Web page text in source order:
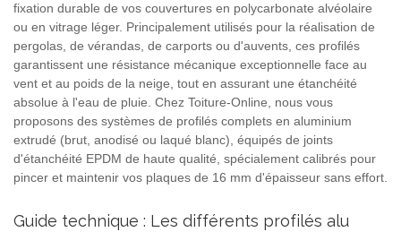
fixation durable de vos couvertures en polycarbonate alvéolaire
ou en vitrage léger. Principalement utilisés pour la réalisation de
pergolas, de vérandas, de carports ou d'auvents, ces profilés
garantissent une résistance mécanique exceptionnelle face au
vent et au poids de la neige, tout en assurant une étanchéité
absolue à l'eau de pluie. Chez Toiture-Online, nous vous
proposons des systèmes de profilés complets en aluminium
extrudé (brut, anodisé ou laqué blanc), équipés de joints
d'étanchéité EPDM de haute qualité, spécialement calibrés pour
pincer et maintenir vos plaques de 16 mm d'épaisseur sans effort.
Guide technique : Les différents profilés alu